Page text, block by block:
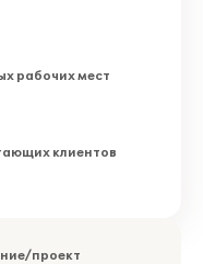
рабочих мест
клиентов
проект